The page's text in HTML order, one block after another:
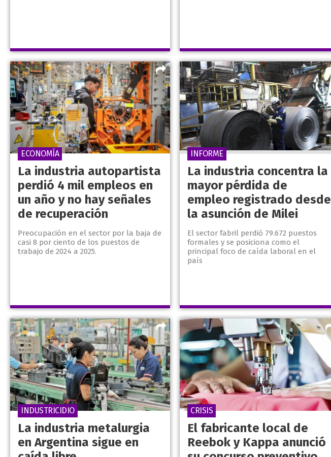
La industria autopartista
perdió 4 mil empleos en
un año y no hay señales
de recuperación
Preocupación en el sector por la baja de
casi 8 por ciento de los puestos de
trabajo de 2024 a 2025.
ECONOMÍA
La industria concentra la
mayor pérdida de
empleo registrado desde
la asunción de Milei
El sector fabril perdió 79.672 puestos
formales y se posiciona como el
principal foco de caída laboral en el
país
INFORME
La industria metalurgia
en Argentina sigue en
INDUSTRICIDIO
El fabricante local de
Reebok y Kappa anunció
CRISIS